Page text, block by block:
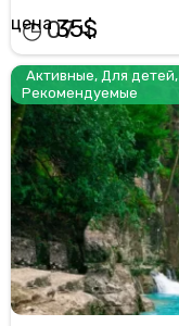
07
35
Активные, Для детей,
Рекомендуемые